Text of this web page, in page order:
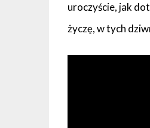
uroczyście, jak
życzę, w tych